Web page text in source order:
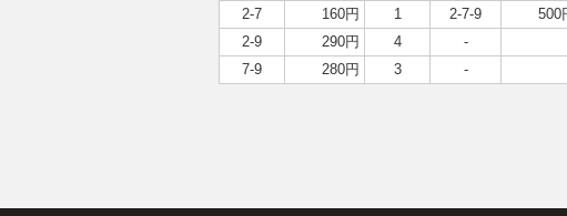
2-7
160円 1 2-7-9 500
2-9
290円 4 -
7-9
280円 3 -